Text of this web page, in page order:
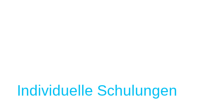
Individuelle Schulungen